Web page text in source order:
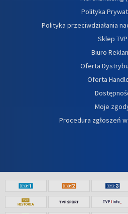
Polityka
Polityka przeciwdziałania
Sklep TVP
Biuro
Oferta
Oferta
Moje
Procedura zgłoszeń